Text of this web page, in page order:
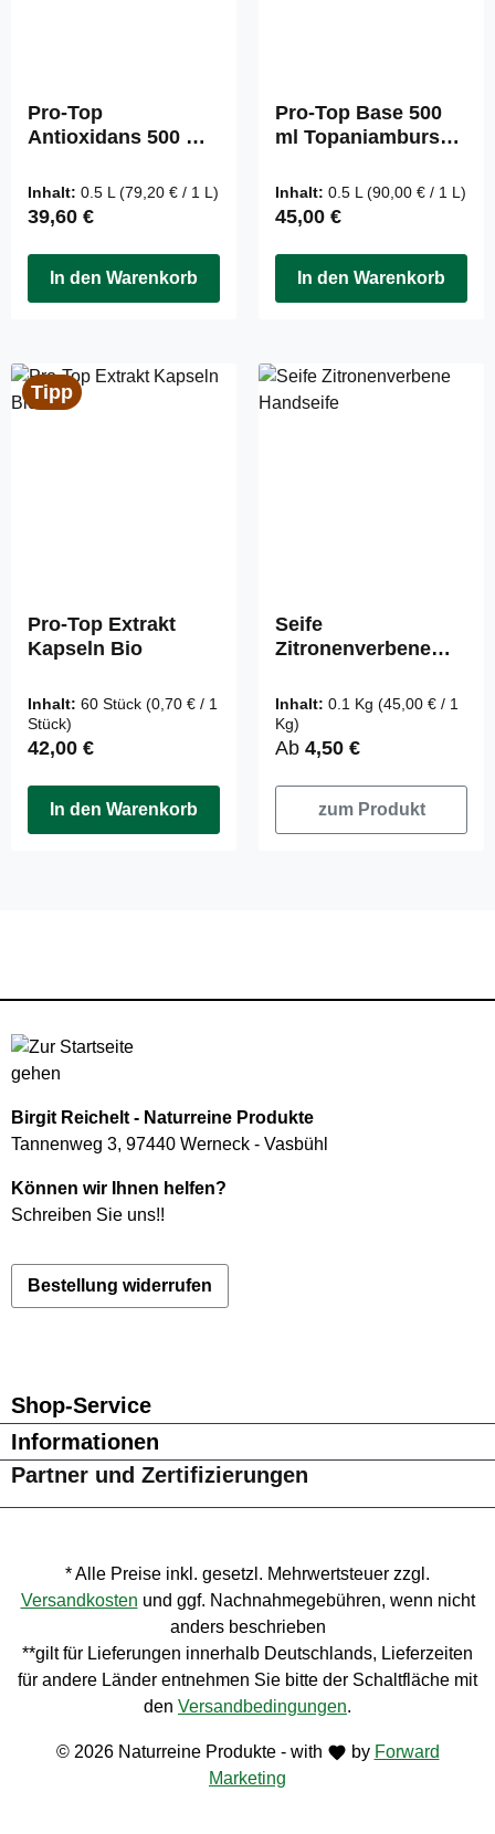
Pro-Top
Antioxidans 500 ml
Inhalt: 0.5 L (79,20 € / 1 L)
Regulärer Preis:
39,60 €
In den Warenkorb
Pro-Top Base 500
ml Topaniambursaft
Bio
Inhalt: 0.5 L (90,00 € / 1 L)
Regulärer Preis:
45,00 €
In den Warenkorb
Tipp
Pro-Top Extrakt
Kapseln Bio
Inhalt: 60 Stück (0,70 € / 1
Stück)
Regulärer Preis:
42,00 €
In den Warenkorb
Seife
Zitronenverbene
Inhalt: 0.1 Kg (45,00 € / 1
Kg)
Regulärer Preis:
Ab 4,50 €
zum Produkt
Birgit Reichelt - Naturreine Produkte
Tannenweg 3, 97440 Werneck - Vasbühl
Können wir Ihnen helfen?
Schreiben Sie uns!!
Bestellung widerrufen
Shop-Service
Informationen
Partner und Zertifizierungen
* Alle Preise inkl. gesetzl. Mehrwertsteuer zzgl.
Versandkosten und ggf. Nachnahmegebühren, wenn nicht
anders beschrieben
**gilt für Lieferungen innerhalb Deutschlands, Lieferzeiten
für andere Länder entnehmen Sie bitte der Schaltfläche mit
den Versandbedingungen.
© 2026 Naturreine Produkte - with by Forward
Marketing